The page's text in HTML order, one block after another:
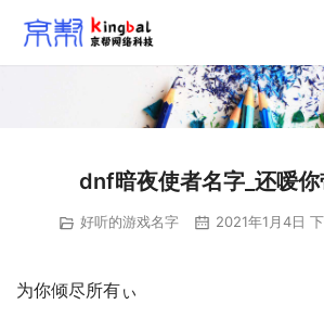
dnf暗夜使者名字_还嗳
好听的游戏名字 2021年1月4日
为你倾尽所有ぃ